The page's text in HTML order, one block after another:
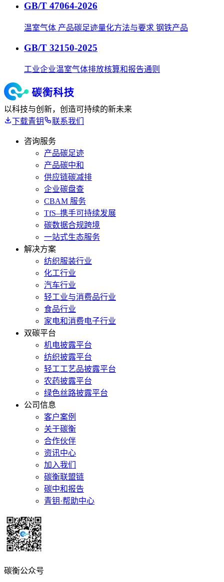
GB/T 47064-2026
温室气体 产品碳足迹量化方法与要求 钢铁产品
GB/T 32150-2025
工业企业温室气体排放核算和报告通则
以科技与创新，创造可持续的新未来
下载青钥
联系我们
咨询服务
产品碳足迹
产品碳中和
供应链碳减排
企业碳盘查
CBAM 服务
TfS–携手可持续发展
碳数据合规跨境
一站式生态服务
解决方案
纺织服装行业
化工行业
汽车行业
轻工业与消费品行业
食品行业
家电和消费电子行业
双碳平台
机电披露平台
纺织披露平台
轻工工艺品披露平台
农药披露平台
绿色丝路披露平台
公司信息
客户案例
关于碳衡
合作伙伴
资讯中心
加入我们
碳衡联盟链
碳中和报告
青钥·帮助中心
碳衡公众号